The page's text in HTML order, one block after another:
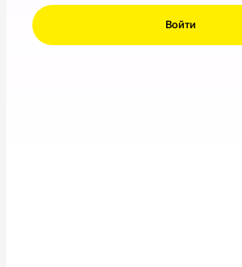
Войти